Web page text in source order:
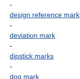
-
design reference mark
-
deviation mark
-
dipstick marks
-
dog mark